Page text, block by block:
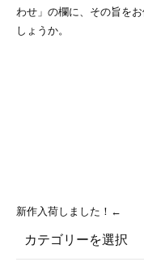
わせ」の欄に、その旨を
しょうか。
新作入荷しました！←